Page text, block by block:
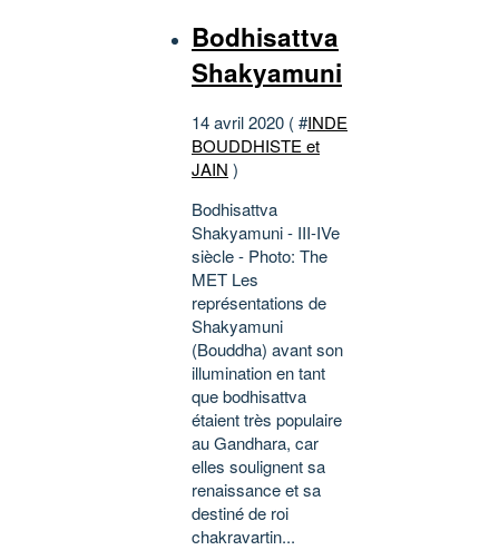
Bodhisattva
Shakyamuni
14 avril 2020 ( #INDE
BOUDDHISTE et
JAIN )
Bodhisattva
Shakyamuni - III-IVe
siècle - Photo: The
MET Les
représentations de
Shakyamuni
(Bouddha) avant son
illumination en tant
que bodhisattva
étaient très populaire
au Gandhara, car
elles soulignent sa
renaissance et sa
destiné de roi
chakravartin...